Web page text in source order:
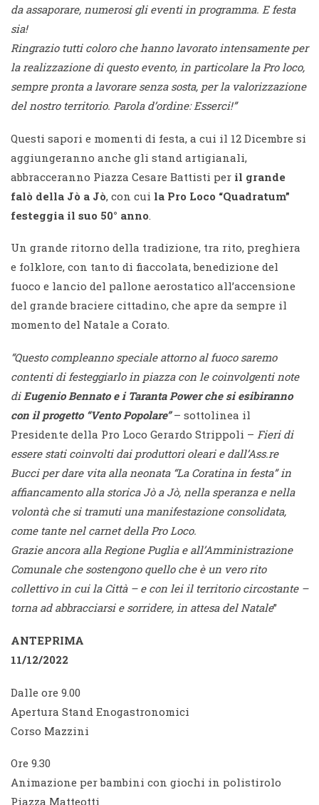
da assaporare, numerosi gli eventi in programma. E festa
sia!
Ringrazio tutti coloro che hanno lavorato intensamente per
la realizzazione di questo evento, in particolare la Pro loco,
sempre pronta a lavorare senza sosta, per la valorizzazione
del nostro territorio. Parola d’ordine: Esserci!”
Questi sapori e momenti di festa, a cui il 12 Dicembre si
aggiungeranno anche gli stand artigianali,
abbracceranno Piazza Cesare Battisti per il grande
falò della Jò a Jò, con cui la Pro Loco “Quadratum”
festeggia il suo 50° anno
Un grande ritorno della tradizione, tra rito, preghiera
e folklore, con tanto di fiaccolata, benedizione del
fuoco e lancio del pallone aerostatico all’accensione
del grande braciere cittadino, che apre da sempre il
momento del Natale a Corato.
“Questo compleanno speciale attorno al fuoco saremo
contenti di festeggiarlo in piazza con le coinvolgenti note
diEugenio Bennato e i Taranta Power che si esibiranno
con il progetto “Vento Popolare” – sottolinea il
Presidente della Pro Loco Gerardo Strippoli – Fieri di
essere stati coinvolti dai produttori oleari e dall’Ass.re
Bucci per dare vita alla neonata “La Coratina in festa” in
affiancamento alla storica Jò a Jò, nella speranza e nella
volontà che si tramuti una manifestazione consolidata,
come tante nel carnet della Pro Loco.
Grazie ancora alla Regione Puglia e all’Amministrazione
Comunale che sostengono quello che è un vero rito
collettivo in cui la Città – e con lei il territorio circostante –
torna ad abbracciarsi e sorridere, in attesa del Natale”
ANTEPRIMA
11/12/2022
Dalle ore 9.00
Apertura Stand Enogastronomici
Corso Mazzini
Ore 9.30
Animazione per bambini con giochi in polistirolo
Piazza Matteotti